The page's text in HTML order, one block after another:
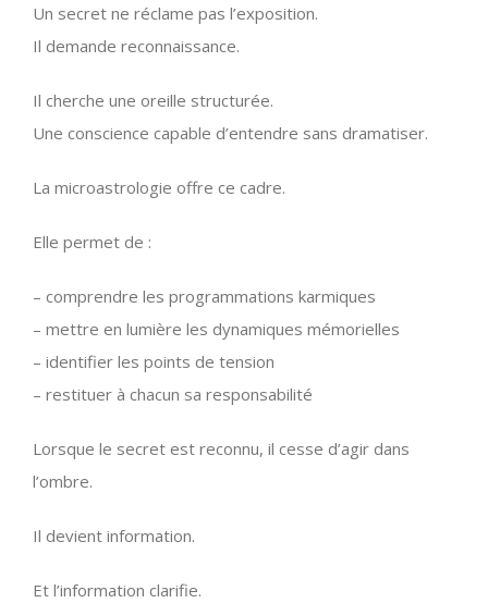
Un secret ne réclame pas l’exposition.
Il demande reconnaissance.
Il cherche une oreille structurée.
Une conscience capable d’entendre sans dramatiser.
La microastrologie offre ce cadre.
Elle permet de :
– comprendre les programmations karmiques
– mettre en lumière les dynamiques mémorielles
– identifier les points de tension
– restituer à chacun sa responsabilité
Lorsque le secret est reconnu, il cesse d’agir dans
l’ombre.
Il devient information.
Et l’information clarifie.